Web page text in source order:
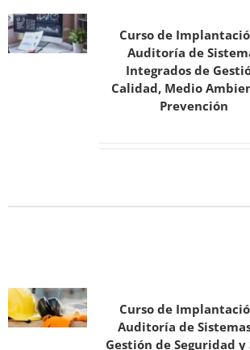
Curso de
Auditoría de
Integrados de
Calidad, Medio
Prevención
Curso de
Auditoría de
Gestión de Seguridad y